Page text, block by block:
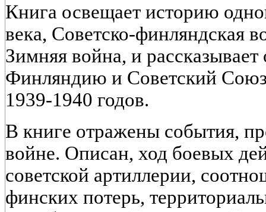
Книга освещает историю
века, Советско-финляндская
Зимняя война, и
Финляндию и Советский
1939-1940 годов.
В книге отражены события,
войне. Описан, ход боевых
советской артиллерии,
финских потерь,